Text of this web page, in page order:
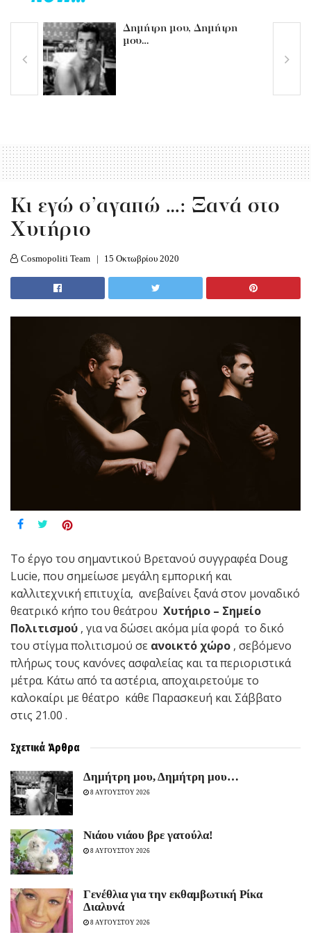
Δημήτρη μου, Δημήτρη
μου…
Κι εγώ σ’αγαπώ …: Ξανά στο
Χυτήριο
Cosmopoliti Team 15 Οκτωβρίου 2020
Το έργο του σημαντικού Βρετανού συγγραφέα Doug
Lucie, που σημείωσε μεγάλη εμπορική και
καλλιτεχνική επιτυχία, ανεβαίνει ξανά στον μοναδικό
θεατρικό κήπο του θεάτρου Χυτήριο – Σημείο
Πολιτισμού , για να δώσει ακόμα μία φορά το δικό
του στίγμα πολιτισμού σε ανοικτό χώρο , σεβόμενο
πλήρως τους κανόνες ασφαλείας και τα περιοριστικά
μέτρα. Κάτω από τα αστέρια, αποχαιρετούμε το
καλοκαίρι με θέατρο κάθε Παρασκευή και Σάββατο
στις 21.00 .
Σχετικά Άρθρα
Δημήτρη μου, Δημήτρη μου…
8 ΑΥΓΟΥΣΤΟΥ 2026
Νιάου νιάου βρε γατούλα!
8 ΑΥΓΟΥΣΤΟΥ 2026
Γενέθλια για την εκθαμβωτική Ρίκα
Διαλυνά
8 ΑΥΓΟΥΣΤΟΥ 2026